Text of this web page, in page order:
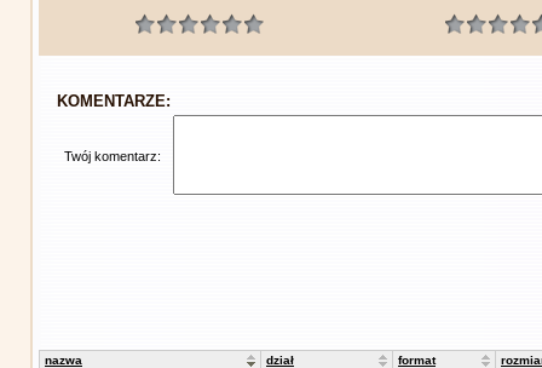
KOMENTARZE:
Twój komentarz:
nazwa dział format